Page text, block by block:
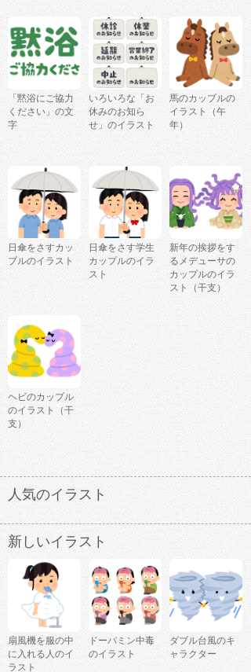
「黙浴にご協力
ください」の文
字
いろいろな「お
休みのお知ら
せ」のイラスト
馬のカップルの
イラスト（午
年）
日傘をさすカッ
プルのイラスト
日傘をさす学生
カップルのイラ
スト
新年の挨拶をす
るメデューサの
カップルのイラ
スト（干支）
ヘビのカップル
のイラスト（干
支）
人気のイラスト
新しいイラスト
扇風機を服の中
に入れる人のイ
ラスト
ドーパミン中毒
のイラスト
ダブル台風のキ
ャラクター